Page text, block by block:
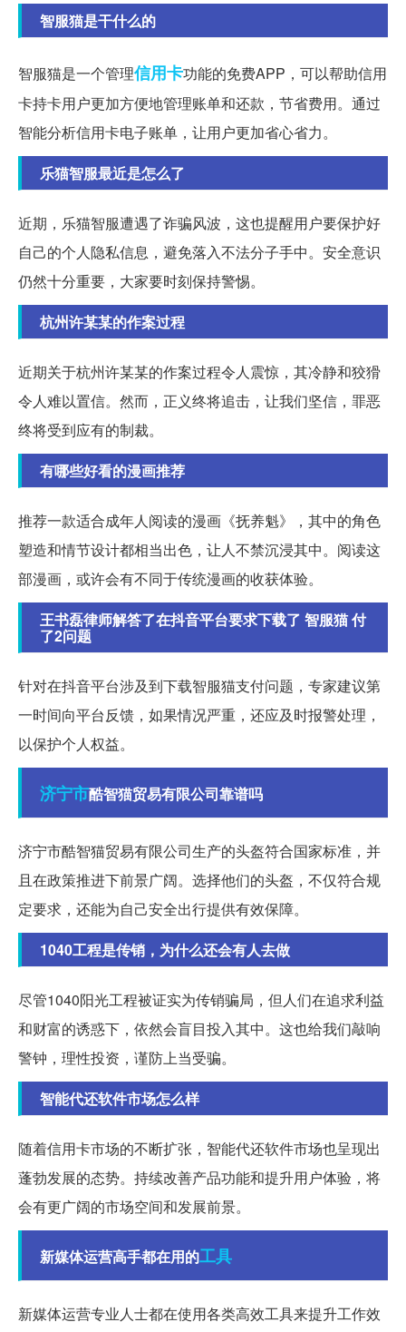
智服猫是干什么的
智服猫是一个管理信用卡功能的免费APP，可以帮助信用
卡持卡用户更加方便地管理账单和还款，节省费用。通过
智能分析信用卡电子账单，让用户更加省心省力。
乐猫智服最近是怎么了
近期，乐猫智服遭遇了诈骗风波，这也提醒用户要保护好
自己的个人隐私信息，避免落入不法分子手中。安全意识
仍然十分重要，大家要时刻保持警惕。
杭州许某某的作案过程
近期关于杭州许某某的作案过程令人震惊，其冷静和狡猾
令人难以置信。然而，正义终将追击，让我们坚信，罪恶
终将受到应有的制裁。
有哪些好看的漫画推荐
推荐一款适合成年人阅读的漫画《抚养魁》，其中的角色
塑造和情节设计都相当出色，让人不禁沉浸其中。阅读这
部漫画，或许会有不同于传统漫画的收获体验。
王书磊律师解答了在抖音平台要求下载了 智服猫 付
了2问题
针对在抖音平台涉及到下载智服猫支付问题，专家建议第
一时间向平台反馈，如果情况严重，还应及时报警处理，
以保护个人权益。
济宁市酷智猫贸易有限公司靠谱吗
济宁市酷智猫贸易有限公司生产的头盔符合国家标准，并
且在政策推进下前景广阔。选择他们的头盔，不仅符合规
定要求，还能为自己安全出行提供有效保障。
1040工程是传销，为什么还会有人去做
尽管1040阳光工程被证实为传销骗局，但人们在追求利益
和财富的诱惑下，依然会盲目投入其中。这也给我们敲响
警钟，理性投资，谨防上当受骗。
智能代还软件市场怎么样
随着信用卡市场的不断扩张，智能代还软件市场也呈现出
蓬勃发展的态势。持续改善产品功能和提升用户体验，将
会有更广阔的市场空间和发展前景。
新媒体运营高手都在用的工具
新媒体运营专业人士都在使用各类高效工具来提升工作效